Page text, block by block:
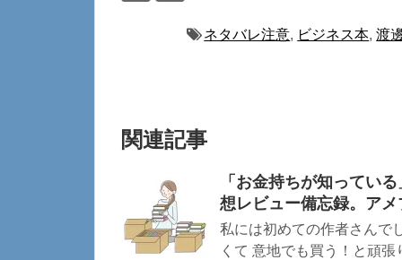
ネタバレ注意, ビジネス本,渡
関連記事
「お金持ちが知って
想レビュー備忘録。ア
私には初めての作者さんで
くて 意地でも買う！と頑張